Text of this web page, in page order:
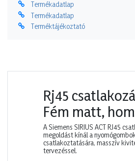
Termékadatlap
Termékadatlap
Terméktájékoztató
Rj45
Fém matt,
A Siemens SIRIUS ACT RJ45
megoldást kínál a
csatlakoztatására, masszív
tervezéssel.